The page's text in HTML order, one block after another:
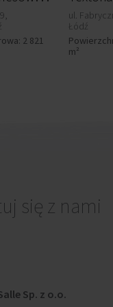
2 821
ul.
Łódź
m²
się z nami
Sp. z o.o.